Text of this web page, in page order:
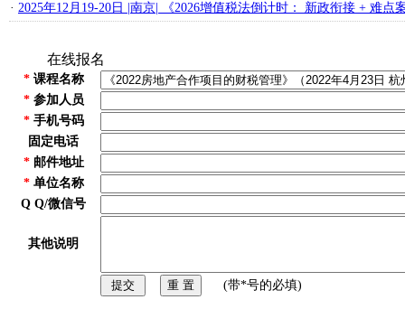
· 2025年12月19-20日 |南京| 《2026增值税法倒计时： 新政衔接 + 难点
在线报名
*课程名称
*参加人员
*手机号码
固定电话
*邮件地址
*单位名称
Q Q/微信号
其他说明
(带*号的必填)